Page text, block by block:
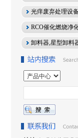
光痒废弃处理设
RCO催化燃烧净
卸料器,星型卸料